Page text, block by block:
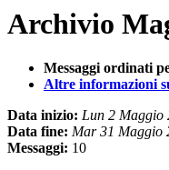
Archivio
Messaggi ordinati
Altre informazioni
Data inizio: Lun 2 Maggio
Data fine: Mar 31 Maggio
Messaggi: 10